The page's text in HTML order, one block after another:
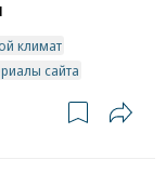
климат
сайта